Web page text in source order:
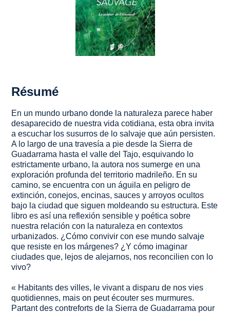
Résumé
En un mundo urbano donde la naturaleza parece haber
desaparecido de nuestra vida cotidiana, esta obra invita
a escuchar los susurros de lo salvaje que aún persisten.
A lo largo de una travesía a pie desde la Sierra de
Guadarrama hasta el valle del Tajo, esquivando lo
estrictamente urbano, la autora nos sumerge en una
exploración profunda del territorio madrileño. En su
camino, se encuentra con un águila en peligro de
extinción, conejos, encinas, sauces y arroyos ocultos
bajo la ciudad que siguen moldeando su estructura. Este
libro es así una reflexión sensible y poética sobre
nuestra relación con la naturaleza en contextos
urbanizados. ¿Cómo convivir con ese mundo salvaje
que resiste en los márgenes? ¿Y cómo imaginar
ciudades que, lejos de alejarnos, nos reconcilien con lo
vivo?
« Habitants des villes, le vivant a disparu de nos vies
quotidiennes, mais on peut écouter ses murmures.
Partant des contreforts de la Sierra de Guadarrama pour